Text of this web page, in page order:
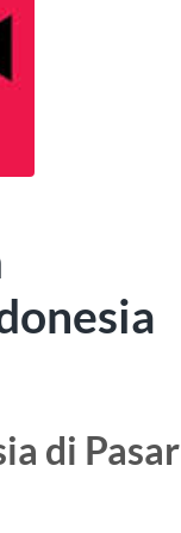
di Pasar